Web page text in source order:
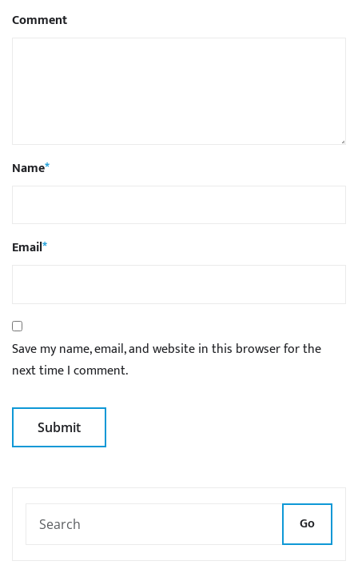
Comment
Name*
Email*
Save my name, email, and website in this browser for the
next time I comment.
Go